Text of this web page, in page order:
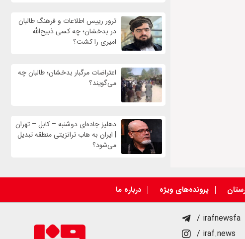
ترور رییس اطلاعات و فرهنگ طالبان
در بدخشان؛ چه کسی ذبیح‌الله
امیری را کشت؟
اعتراضات مرگبار بدخشان؛ طالبان چه
می‌گویند؟
دهلیز جاده‌ای دوشنبه – کابل – تهران
| ایران به هاب ترانزیتی منطقه تبدیل
می‌شود؟
پرونده‌های ویژه درباره ما
/ irafnewsfa
/ iraf.news